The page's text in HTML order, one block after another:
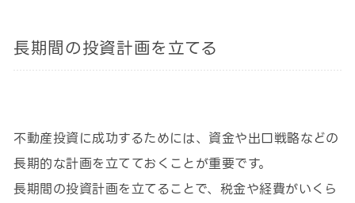
長期間の投資計画を立てる
不動産投資に成功するためには、資金や出口戦略などの
長期的な計画を立てておくことが重要です。
長期間の投資計画を立てることで、税金や経費がいくら